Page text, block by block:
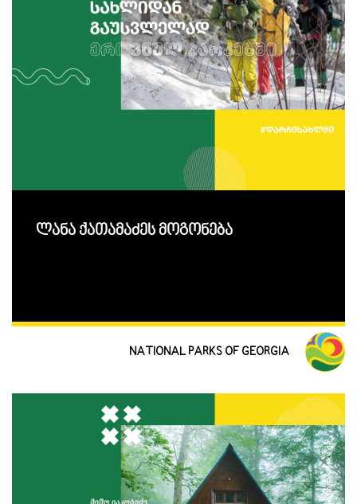
ლანა ქათამაძეს მოგონება
NATIONAL PARKS OF GEORGIA